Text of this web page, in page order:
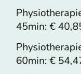
45min: €
60min: €